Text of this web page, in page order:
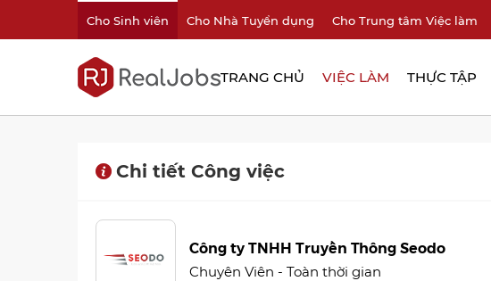
Cho Sinh viên Cho Nhà Tuyển dụng Cho Trung tâm Việc làm
TRANG CHỦ VIỆC LÀM THỰC TẬP
Chi tiết Công việc
Công ty TNHH Truyền Thông Seodo
Chuyên Viên - Toàn thời gian